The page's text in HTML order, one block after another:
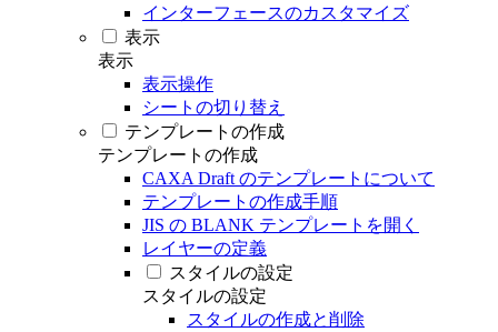
インターフェースのカスタマイズ
表示
表示
表示操作
シートの切り替え
テンプレートの作成
テンプレートの作成
CAXA Draft のテンプレートについて
テンプレートの作成手順
JIS の BLANK テンプレートを開く
レイヤーの定義
スタイルの設定
スタイルの設定
スタイルの作成と削除